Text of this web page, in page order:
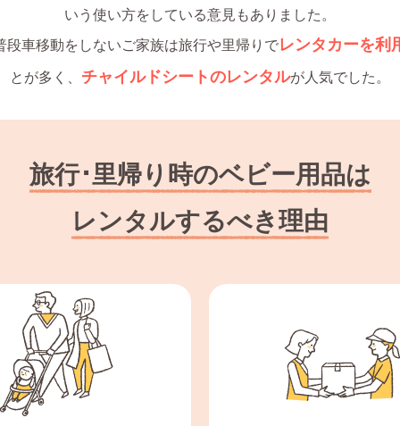
いう使い方をしている意見もありました。
段車移動をしないご家族は旅行や里帰りでレンタカーを利
とが多く、 チャイルドシートのレンタルが人気でした。
旅行･里帰り時のベビー用品は
レンタルするべき理由